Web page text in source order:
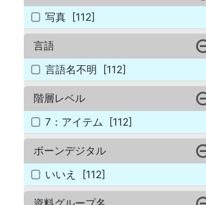
写真 [112]
言語
言語名不明
[112]
階層レベル
7：アイテム
[112]
ボーンデジタル
いいえ
[112]